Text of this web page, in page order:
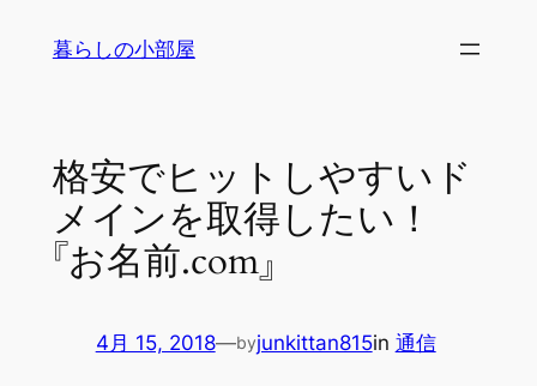
暮らしの小部屋
格安でヒットしやすいド
メインを取得したい！
『お名前.com』
4月 15, 2018—byjunkittan815in 通信